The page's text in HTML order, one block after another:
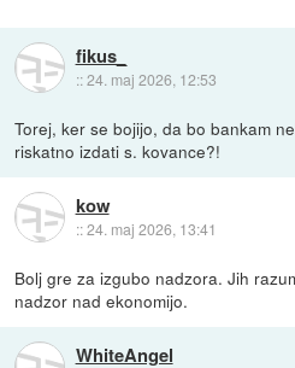
fikus_
::24. maj 2026, 12:53
Torej, ker se bojijo, da bo bankam
riskatno izdati s. kovance?!
kow
::24. maj 2026, 13:41
Bolj gre za izgubo nadzora. Jih
nadzor nad ekonomijo.
WhiteAngel